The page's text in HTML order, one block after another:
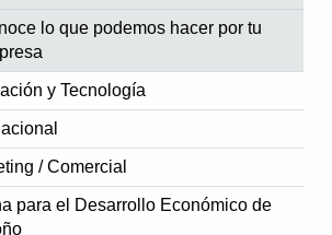
lo que podemos hacer por tu
y Tecnología
/ Comercial
para el Desarrollo Económico de